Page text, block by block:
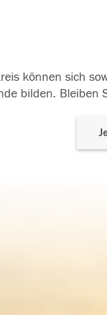
können sich
bilden.